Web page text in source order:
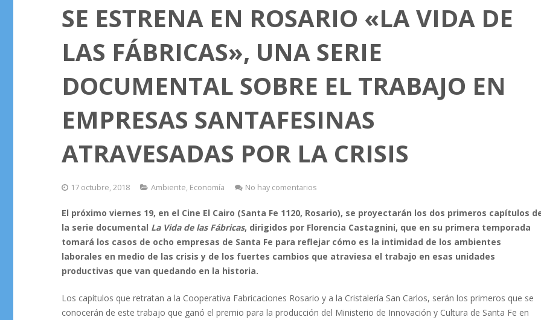
SE ESTRENA EN ROSARIO «LA VIDA DE
LAS FÁBRICAS», UNA SERIE
DOCUMENTAL SOBRE EL TRABAJO EN
EMPRESAS SANTAFESINAS
ATRAVESADAS POR LA CRISIS
17 octubre, 2018 Ambiente, Economía No hay comentarios
El próximo viernes 19, en el Cine El Cairo (Santa Fe 1120, Rosario), se proyectarán los dos primeros capítulos
la serie documental La Vida de las Fábricas, dirigidos por Florencia Castagnini, que en su primera temporada
tomará los casos de ocho empresas de Santa Fe para reflejar cómo es la intimidad de los ambientes
laborales en medio de las crisis y de los fuertes cambios que atraviesa el trabajo en esas unidades
productivas que van quedando en la historia.
Los capítulos que retratan a la Cooperativa Fabricaciones Rosario y a la Cristalería San Carlos, serán los primeros que se
conocerán de este trabajo que ganó el premio para la producción del Ministerio de Innovación y Cultura de Santa Fe en